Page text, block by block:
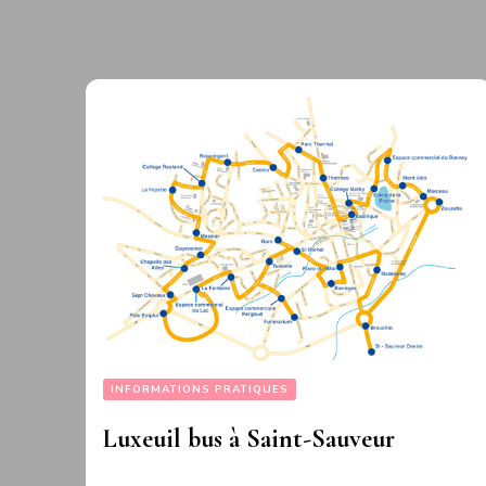
INFORMATIONS PRATIQUES
Luxeuil bus à Saint-Sauveur